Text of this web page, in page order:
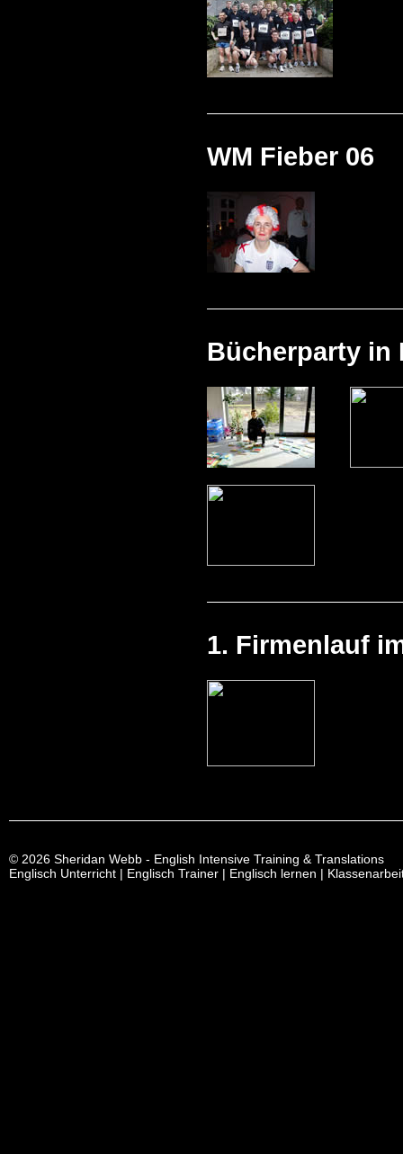
WM Fieber 06
Bücherparty in
1. Firmenlauf
© 2026 Sheridan Webb - English Intensive Training & Translations
Englisch Unterricht | Englisch Trainer | Englisch lernen |